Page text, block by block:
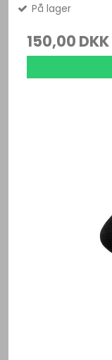
På lager
150,00 DKK